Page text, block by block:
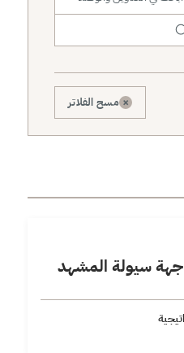
× مسح الفلاتر
المشهد السوري
سيولة المشهد